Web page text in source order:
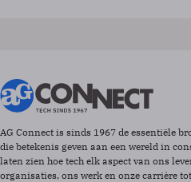
AG Connect is sinds 1967 de essentiële
die betekenis geven aan een wereld in
laten zien hoe tech elk aspect van ons
organisaties, ons werk en onze carrière